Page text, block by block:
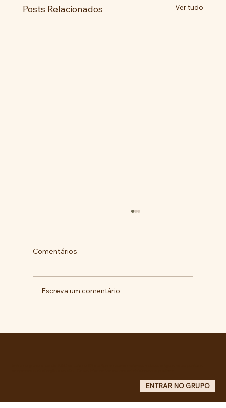
Posts Relacionados Ver tudo
Comentários
Escreva um comentário
ENTRAR NO GRUPO